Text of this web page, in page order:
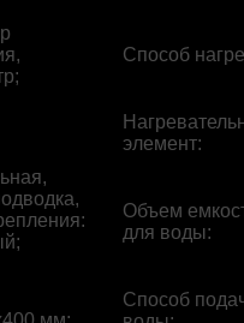
Способ
элемент:
Объем
для воды:
Способ